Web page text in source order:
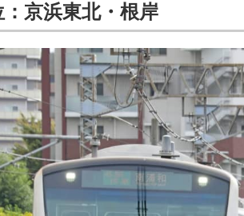
：京浜東北・根岸